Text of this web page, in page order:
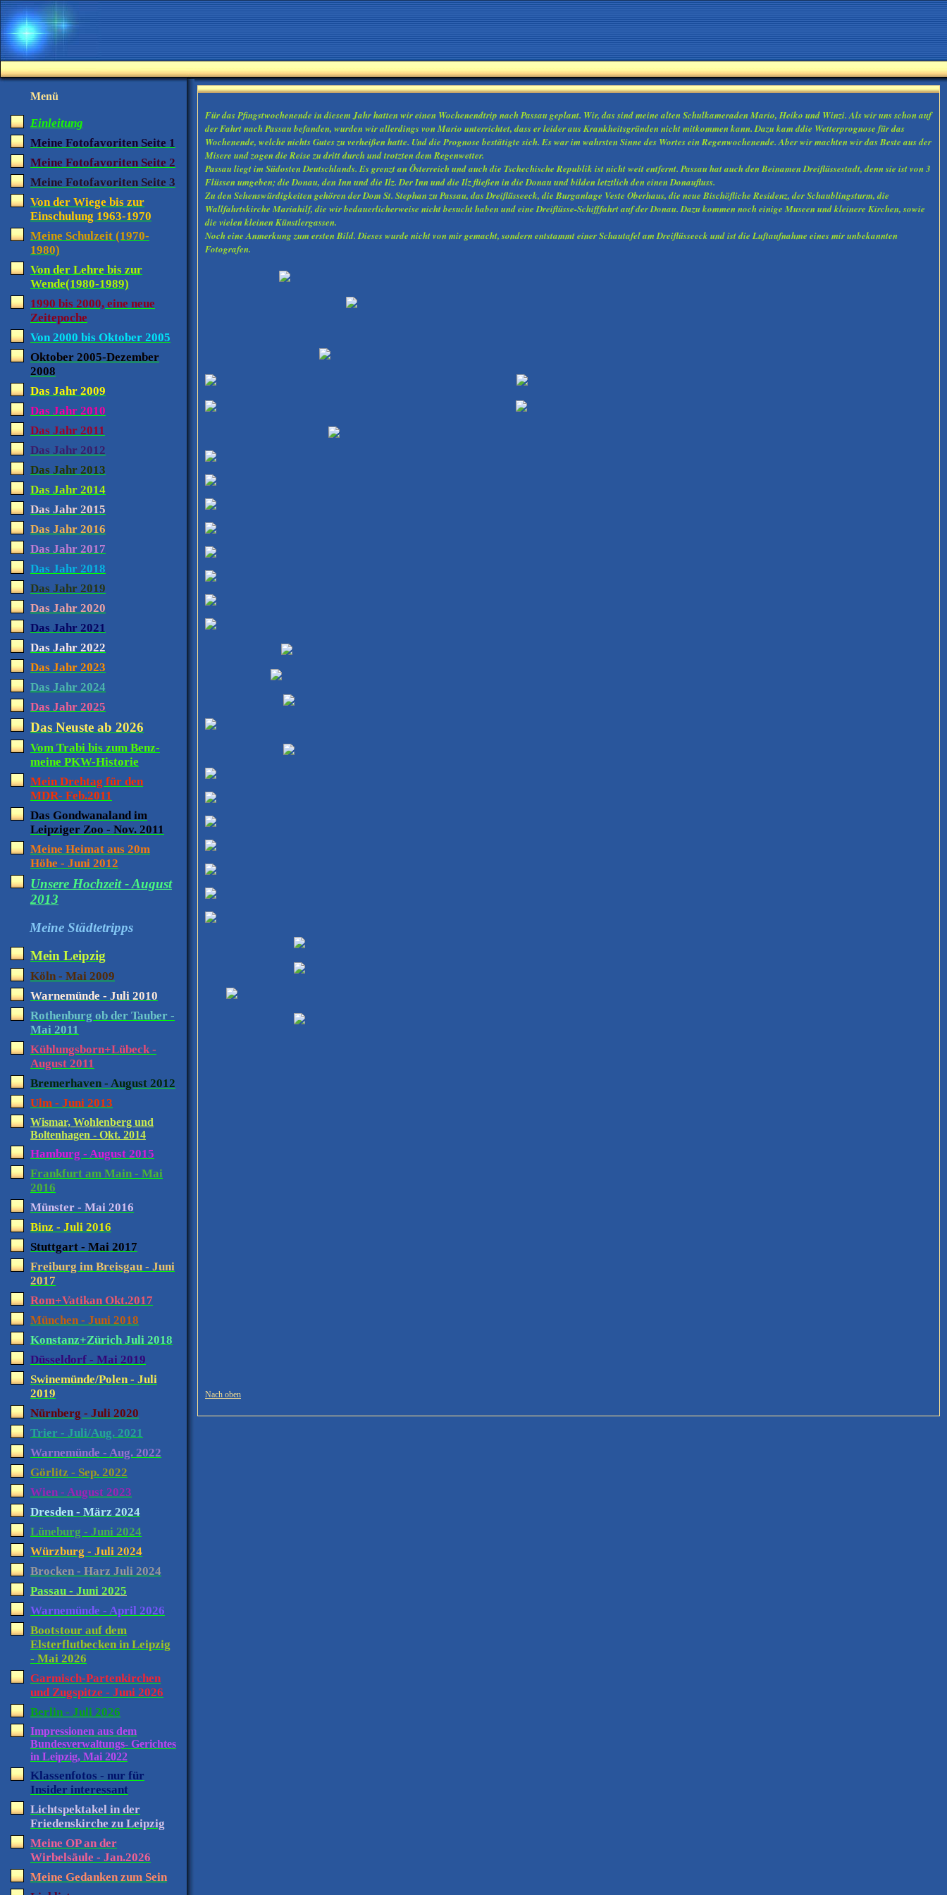
Menü
Einleitung
Meine Fotofavoriten Seite 1
Meine Fotofavoriten Seite 2
Meine Fotofavoriten Seite 3
Von der Wiege bis zur
Einschulung 1963-1970
Meine Schulzeit (1970-
1980)
Von der Lehre bis zur
Wende(1980-1989)
1990 bis 2000, eine neue
Zeitepoche
Von 2000 bis Oktober 2005
Oktober 2005-Dezember
2008
Das Jahr 2009
Das Jahr 2010
Das Jahr 2011
Das Jahr 2012
Das Jahr 2013
Das Jahr 2014
Das Jahr 2015
Das Jahr 2016
Das Jahr 2017
Das Jahr 2018
Das Jahr 2019
Das Jahr 2020
Das Jahr 2021
Das Jahr 2022
Das Jahr 2023
Das Jahr 2024
Das Jahr 2025
Das Neuste ab 2026
Vom Trabi bis zum Benz-
meine PKW-Historie
Mein Drehtag für den
MDR- Feb.2011
Das Gondwanaland im
Leipziger Zoo - Nov. 2011
Meine Heimat aus 20m
Höhe - Juni 2012
Unsere Hochzeit - August
2013
Meine Städtetripps
Mein Leipzig
Köln - Mai 2009
Warnemünde - Juli 2010
Rothenburg ob der Tauber -
Mai 2011
Kühlungsborn+Lübeck -
August 2011
Bremerhaven - August 2012
Ulm - Juni 2013
Wismar, Wohlenberg und
Boltenhagen - Okt. 2014
Hamburg - August 2015
Frankfurt am Main - Mai
2016
Münster - Mai 2016
Binz - Juli 2016
Stuttgart - Mai 2017
Freiburg im Breisgau - Juni
2017
Rom+Vatikan Okt.2017
München - Juni 2018
Konstanz+Zürich Juli 2018
Düsseldorf - Mai 2019
Swinemünde/Polen - Juli
2019
Nürnberg - Juli 2020
Trier - Juli/Aug. 2021
Warnemünde - Aug. 2022
Görlitz - Sep. 2022
Wien - August 2023
Dresden - März 2024
Lüneburg - Juni 2024
Würzburg - Juli 2024
Brocken - Harz Juli 2024
Passau - Juni 2025
Warnemünde - April 2026
Bootstour auf dem
Elsterflutbecken in Leipzig
- Mai 2026
Garmisch-Partenkirchen
und Zugspitze - Juni 2026
Berlin - Juli 2026
Impressionen aus dem
Bundesverwaltungs- Gerichtes
in Leipzig, Mai 2022
Klassenfotos - nur für
Insider interessant
Lichtspektakel in der
Friedenskirche zu Leipzig
Meine OP an der
Wirbelsäule - Jan.2026
Meine Gedanken zum Sein
Für das Pfingstwochenende in diesem Jahr hatten wir einen Wochenendtrip nach Passau geplant. Wir, das sind meine alten Schulkameraden Mario, Heiko und Winzi. Als wir uns schon auf
der Fahrt nach Passau befanden, wurden wir allerdings von Mario unterrichtet, dass er leider aus Krankheitsgründen nicht mitkommen kann. Dazu kam ddie Wetterprognose für das
Wochenende, welche nichts Gutes zu verheißen hatte. Und die Prognose bestätigte sich. Es war im wahrsten Sinne des Wortes ein Regenwochenende. Aber wir machten wir das Beste aus der
Misere und zogen die Reise zu dritt durch und trotzten dem Regenwetter.
Passau liegt im Südosten Deutschlands. Es grenzt an Österreich und auch die Tschechische Republik ist nicht weit entfernt. Passau hat auch den Beinamen Dreiflüssestadt, denn sie ist von 3
Flüssen umgeben; die Donau, den Inn und die Ilz. Der Inn und die Ilz fließen in die Donau und bilden letztlich den einen Donaufluss.
Zu den Sehenswürdigkeiten gehören der Dom St. Stephan zu Passau, das Dreiflüsseeck, die Burganlage Veste Oberhaus, die neue Bischöfliche Residenz, der Schaublingsturm, die
Wallfahrtskirche Mariahilf, die wir bedauerlicherweise nicht besucht haben und eine Dreiflüsse-Schifffahrt auf der Donau. Dazu kommen noch einige Museen und kleinere Kirchen, sowie
die vielen kleinen Künstlergassen.
Noch eine Anmerkung zum ersten Bild. Dieses wurde nicht von mir gemacht, sondern entstammt einer Schautafel am Dreiflüsseeck und ist die Luftaufnahme eines mir unbekannten
Fotografen.
Nach oben